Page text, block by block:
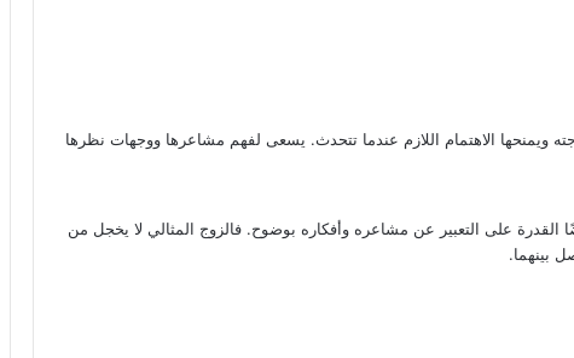
ويمنحها الاهتمام اللازم عندما تتحدث. يسعى لفهم مشاعرها ووجهات نظرها
على التعبير عن مشاعره وأفكاره بوضوح. فالزوج المثالي لا يخجل من
بينهما.